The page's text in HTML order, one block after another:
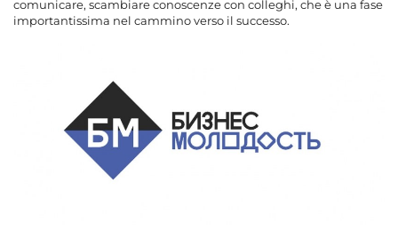
comunicare, scambiare conoscenze con colleghi, che è una fase
importantissima nel cammino verso il successo.